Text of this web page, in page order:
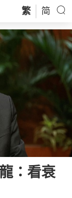
繁 简
：看衰